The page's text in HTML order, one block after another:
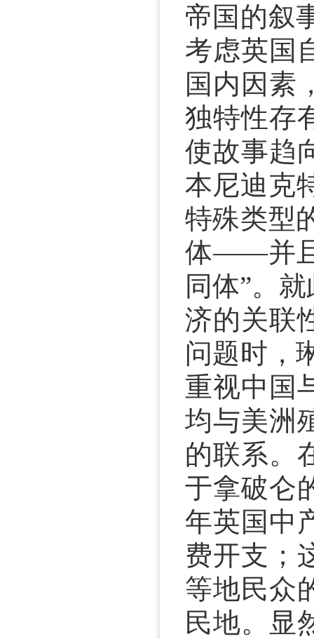
帝国的叙
考虑英国
国内因素
独特性存
使故事趋
本尼迪克
特殊类型
体——并且
同体”。
济的关联
问题时，
重视中国
均与美洲
的联系。
于拿破仑
年英国中
费开支；
等地民众
民地。显